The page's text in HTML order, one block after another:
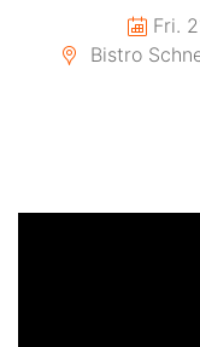
Fri.
Bistro